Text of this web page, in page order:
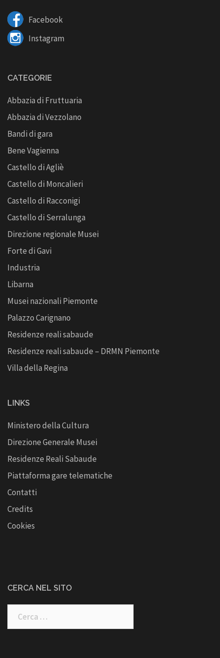
Facebook
Instagram
CATEGORIE
Abbazia di Fruttuaria
Abbazia di Vezzolano
Bandi di gara
Bene Vagienna
Castello di Agliè
Castello di Moncalieri
Castello di Racconigi
Castello di Serralunga
Direzione regionale Musei
Forte di Gavi
Industria
Libarna
Musei nazionali Piemonte
Palazzo Carignano
Residenze reali sabaude
Residenze reali sabaude – DRMN Piemonte
Villa della Regina
LINKS
Ministero della Cultura
Direzione Generale Musei
Residenze Reali Sabaude
Piattaforma gare telematiche
Contatti
Credits
Cookies
CERCA NEL SITO
per: